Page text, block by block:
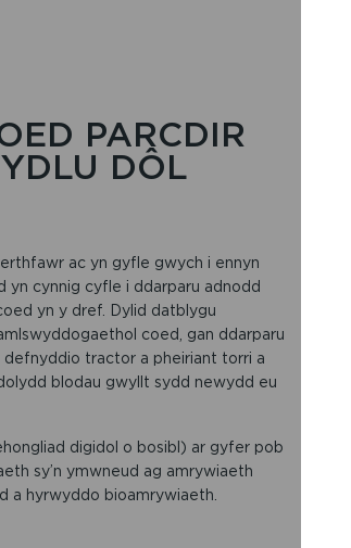
PARCDIR
DÔL
ac yn gyfle gwych i ennyn
yn cynnig cyfle i ddarparu adnodd
yn y dref. Dylid datblygu
coed, gan ddarparu
tractor a pheiriant torri a
blodau gwyllt sydd newydd eu
digidol o bosibl) ar gyfer pob
sy’n ymwneud ag amrywiaeth
a hyrwyddo bioamrywiaeth.